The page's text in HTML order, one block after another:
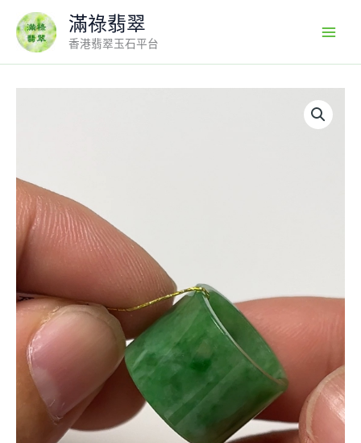
content
滿祿翡翠
香港翡翠玉石平台
品
#163-
花
青
路
路
通
吊
墜